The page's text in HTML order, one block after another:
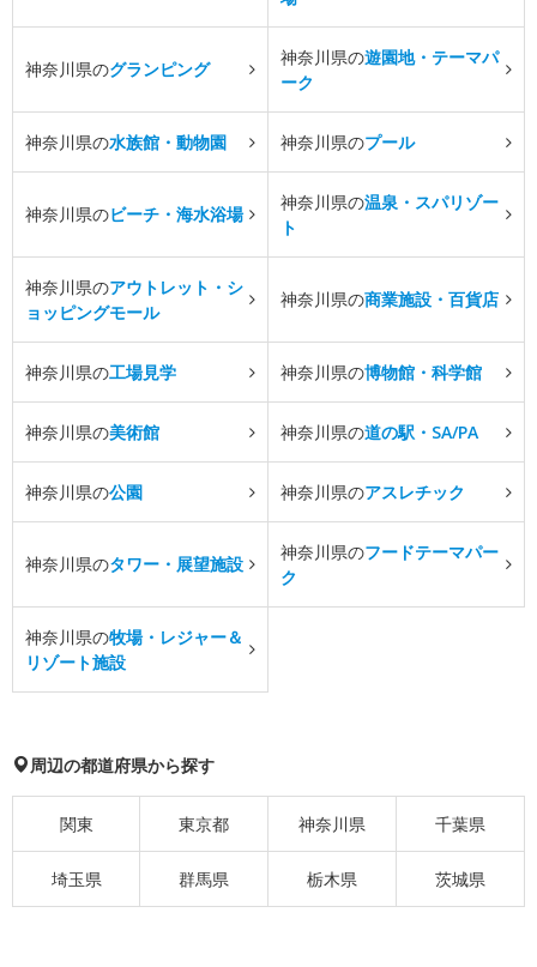
神奈川県のグランピング
神奈川県の遊園地・テーマパ
ーク
神奈川県の水族館・動物園 神奈川県のプール
神奈川県のビーチ・海水浴場
神奈川県の温泉・スパリゾー
ト
神奈川県のアウトレット・シ
ョッピングモール
神奈川県の商業施設・百貨店
神奈川県の工場見学 神奈川県の博物館・科学館
神奈川県の美術館 神奈川県の道の駅・SA/PA
神奈川県の公園 神奈川県のアスレチック
神奈川県のタワー・展望施設
神奈川県のフードテーマパー
ク
神奈川県の牧場・レジャー＆
リゾート施設
周辺の都道府県から探す
関東 東京都 神奈川県 千葉県
埼玉県 群馬県 栃木県 茨城県